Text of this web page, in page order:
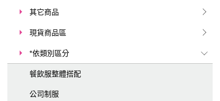
其它商品
現貨商品區
*依類別區分
餐飲服整體搭配
公司制服